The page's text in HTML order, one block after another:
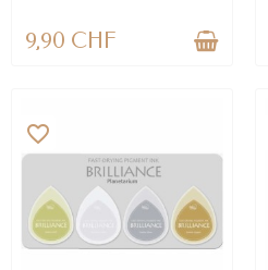
9,90 CHF
favorite_border